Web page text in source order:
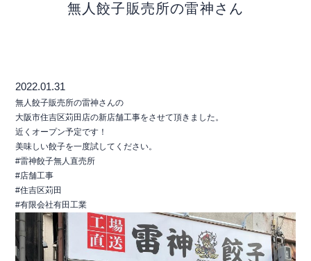
無人餃子販売所の雷神さん
2022.01.31
無人餃子販売所の雷神さんの
大阪市住吉区苅田店の新店舗工事をさせて頂きました。
近くオープン予定です！
美味しい餃子を一度試してください。
#雷神餃子無人直売所
#店舗工事
#住吉区苅田
#有限会社有田工業